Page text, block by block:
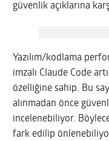
güvenlik açıklarına
Yazılım/kodlama
imzalı Claude Code
özelliğine sahip. Bu
alınmadan önce
incelenebiliyor.
fark edilip